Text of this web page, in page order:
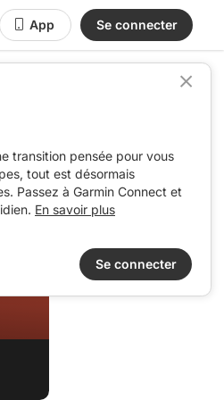
App Se connecter
transition pensée pour vous
tout est désormais
Passez à Garmin Connect et
En savoir plus
Se connecter